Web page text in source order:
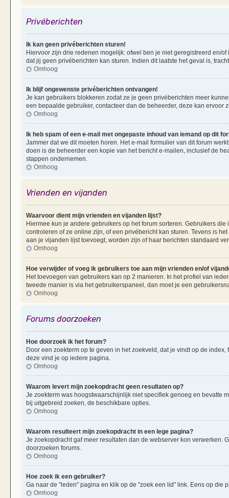
Privéberichten
Ik kan geen privéberichten sturen!
Hiervoor zijn drie redenen mogelijk: ofwel ben je niet geregistreerd en/
dat jij geen privéberichten kan sturen. Indien dit laatste het geval is,
Omhoog
Ik blijf ongewenste privéberichten ontvangen!
Je kan gebruikers blokkeren zodat ze je geen privéberichten meer
een bepaalde gebruiker, contacteer dan de beheerder, deze kan ervoor
Omhoog
Ik heb spam of een e-mail met ongepaste inhoud van iemand op dit
Jammer dat we dit moeten horen. Het e-mail formulier van dit forum
doen is de beheerder een kopie van het bericht e-mailen, inclusief de
stappen ondernemen.
Omhoog
Vrienden en vijanden
Waarvoor dient mijn vrienden en vijanden lijst?
Hiermee kun je andere gebruikers op het forum sorteren. Gebruikers
controleren of ze online zijn, of een privébericht kan sturen. Tevens is
aan je vijanden lijst toevoegt, worden zijn of haar berichten standaard
Omhoog
Hoe verwijder of voeg ik gebruikers toe aan mijn vrienden en/of
Het toevoegen van gebruikers kan op 2 manieren. In het profiel van
tweede manier is via het gebruikerspaneel, dan moet je een
Omhoog
Forums doorzoeken
Hoe doorzoek ik het forum?
Door een zoekterm op te geven in het zoekveld, dat je vindt op de
deze vind je op iedere pagina.
Omhoog
Waarom levert mijn zoekopdracht geen resultaten op?
Je zoekterm was hoogstwaarschijnlijk niet specifiek genoeg en bevatte
bij uitgebreid zoeken, de beschikbare opties.
Omhoog
Waarom resulteert mijn zoekopdracht in een lege pagina?
Je zoekopdracht gaf meer resultaten dan de webserver kon verwerken.
doorzoeken forums.
Omhoog
Hoe zoek ik een gebruiker?
Ga naar de "leden" pagina en klik op de "zoek een lid" link. Eens op die
Omhoog